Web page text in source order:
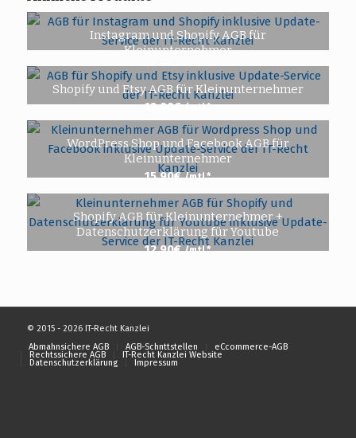
Instagram und Shopify AGB für
Kleinunternehmer
15,90€ /mtl.*
Shopify und Etsy AGB für Kleinunternehmer
12,90€ /mtl.*
WordPress Shop und Facebook AGB für
Kleinunternehmer
15,90€ /mtl.*
Shopify AGB für Kleinunternehmer +
Datenschutzerklärung für Youtube
12,90€ /mtl.*
© 2015 - 2026 IT-Recht Kanzlei
Abmahnsichere AGB
AGB-Schnttstellen eCcommerce-AGB
Rechtssichere AGB IT-Recht Kanzlei Website
Datenschutzerklärung Impressum